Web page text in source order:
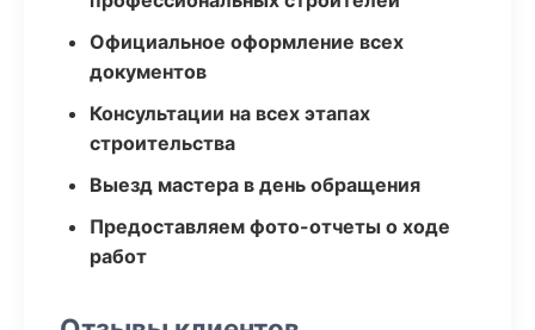
Официальное оформление всех
документов
Консультации на всех этапах
строительства
Выезд мастера в день обращения
Предоставляем фото-отчеты о ходе
работ